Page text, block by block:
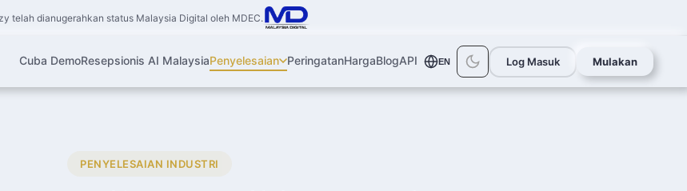
telah dianugerahkan status Malaysia Digital oleh MDEC.
Cuba DemoResepsionis AI MalaysiaPenyelesaian PeringatanHargaBlogAPI EN Log Masuk Mulakan
PENYELESAIAN INDUSTRI